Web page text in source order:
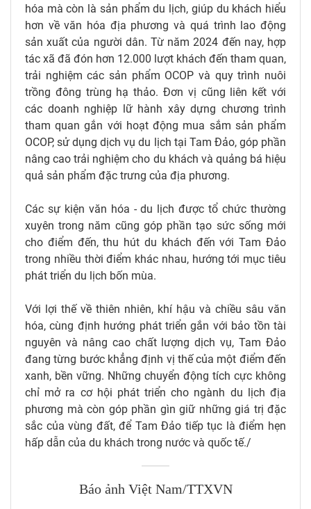
hóa mà còn là sản phẩm du lịch, giúp du khách hiểu
hơn về văn hóa địa phương và quá trình lao động
sản xuất của người dân. Từ năm 2024 đến nay, hợp
tác xã đã đón hơn 12.000 lượt khách đến tham quan,
trải nghiệm các sản phẩm OCOP và quy trình nuôi
trồng đông trùng hạ thảo. Đơn vị cũng liên kết với
các doanh nghiệp lữ hành xây dựng chương trình
tham quan gắn với hoạt động mua sắm sản phẩm
OCOP, sử dụng dịch vụ du lịch tại Tam Đảo, góp phần
nâng cao trải nghiệm cho du khách và quảng bá hiệu
quả sản phẩm đặc trưng của địa phương.
Các sự kiện văn hóa - du lịch được tổ chức thường
xuyên trong năm cũng góp phần tạo sức sống mới
cho điểm đến, thu hút du khách đến với Tam Đảo
trong nhiều thời điểm khác nhau, hướng tới mục tiêu
phát triển du lịch bốn mùa.
Với lợi thế về thiên nhiên, khí hậu và chiều sâu văn
hóa, cùng định hướng phát triển gắn với bảo tồn tài
nguyên và nâng cao chất lượng dịch vụ, Tam Đảo
đang từng bước khẳng định vị thế của một điểm đến
xanh, bền vững. Những chuyển động tích cực không
chỉ mở ra cơ hội phát triển cho ngành du lịch địa
phương mà còn góp phần gìn giữ những giá trị đặc
sắc của vùng đất, để Tam Đảo tiếp tục là điểm hẹn
hấp dẫn của du khách trong nước và quốc tế./
Báo ảnh Việt Nam/TTXVN